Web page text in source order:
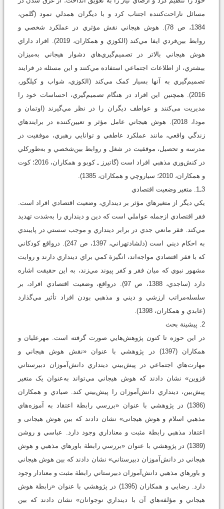
مسائل ناراحت‌کننده اجتناب کرد و با ديگران همدلي نمود (گلمن،
1384، ص 78). هوش هيجاني نقش مؤثري در عملکرد شخصي و
روابط بين‌فردي ايفا مي‌کند (الکوزي و همکاران، 2019). افراد داراي
هوش هيجاني بالاتر در تصميم‌گيري‌هاي دشوار هيجاني به‌ميزان
بيشتري، از اطلاعات اجتماعي استفاده مي‌کنند و اين مسئله در فرايند
تصميم‌گيري به آنها بسیار کمک مي‌کند (الکوزي، شواب و کيلگور،
2016). همچنين اين افراد در هنگام تصميم‌گيري، احساسات خود را
مديريت می‌کنند و عواطف ديگران را در نظر مي‌گيرند (اوتمان و
مودا، 2018). هوش هيجاني عامل مؤثر و تعيين‌کننده در برايندهاي
زندگي واقعي، مانند عملکرد عاطفي و توانايي رهبري، موفقيت در
مدرسه و تحصيل، موفقيت در شغل و روابط بين‌شخصي و به‌طورکلي
در کنش‌وري مذهبي افراد است (گاتيرز ـ کوبو و همکاران، 2016؛ کوت
و همکاران، 2010؛ سياروچي و همکاران، 1385).
3ـ1. متغير وضعيت اقتصادي
يکي ديگر از متغيرهاي مؤثر بر دينداري، وضعيت اقتصادي افراد است.
فقر اقتصادي ازجمله عواملي است که دين و دينداري را به‌شدت تهديد
مي‌کند. فقر مانعي جدي در برابر دينداري و موجب سستي در پايبندي
به احکام ديني است (دلشادتهراني، 1397، ص 247). درواقع کودکاني
که با فقر اقتصادي مواجه‌اند، انگيزة کمي براي دينداري دارند و روايت
مشهور نبوي که ميان فقر و کفر پيوند مي‌زند، به اين حقيقت اشاره
دارد (ساجدي، 1388، ص 97). درواقع، وضعيت اقتصادي افراد، بر
سلسله‌مراتب ارزشي و ديني و مذهبي بودن افراد تأثير مي‌گذارد
(عابدي و همکاران، 1398).
2. پيشينة بحث
در اين حوزه تا کنون پژوهش‌هايي صورت گرفته است. مهرعليان و
همکاران (1397) در پژوهشي با عنوان «نقش هوش هيجاني و
مهارت‌هاي اجتماعي در پيش‌بيني دينداري دانش‌آموزان دبيرستاني
قزوين» نشان دادند که هوش هيجاني مي‌تواند به‌عنوان يک متغير
پيش‌بين، دينداري دانش‌آموزان را پيش‌بيني کند. صيادي و همکاران
(1386) در پژوهشي با عنوان «بررسي رابطة اعتقاد به آموزه‌هاي
مذهبي اسلام و هوش هيجانی» نشان دادند که بين هوش هيجانی و
اعتقاد مذهبي رابطة مثبت و معناداري وجود دارد. عباسي و روشن
(1389) در پژوهشي با عنوان «بررسي رابطة باورهاي مذهبي و هوش
هيجاني در دانش‌آموزان دبيرستاني» نشان دادند که بين هوش هيجاني
و باورهاي مذهبي دانش‌آموزان دبيرستاني رابطة مثبت و معنادار وجود
دارد. رضايي و همکاران (1395) در پژوهشي با عنوان «رابطة هوش
هيجاني و مؤلفه‌هاي آن با دينداري نوجوانان» نشان دادند که بين